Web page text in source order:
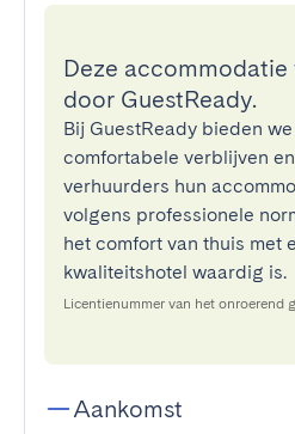
Deze
door GuestReady.
Bij GuestReady bieden
comfortabele verblijven
verhuurders hun
volgens professionele
het comfort van thuis met
kwaliteitshotel waardig is.
Licentienummer van het onroerend
Aankomst